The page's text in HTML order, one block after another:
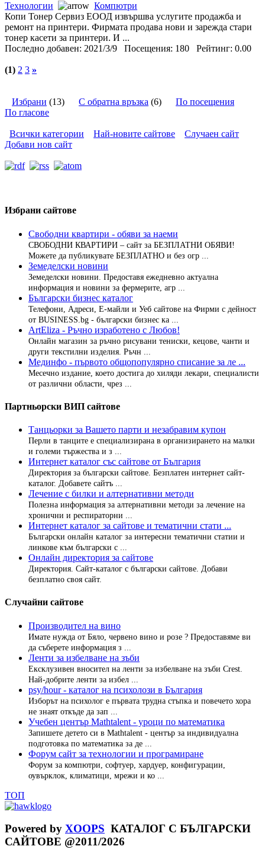
Технологии
Компютри
Копи Тонер Сервиз ЕООД извършва услугите продажба и
ремонт на принтери. Фирмата продава нови и зарежда стари
тонер касети за принтери. И ...
Последно добавен: 2021/3/9 Посещения: 180 Рейтинг: 0.00
(1) 2 3 »
Избрани (13) С обратна връзка (6) По посещения
По гласове
Всички категории Най-новите сайтове
Случаен сайт
Добави нов сайт
Избрани сайтове
Свободни квартири - обяви за наеми
СВОБОДНИ КВАРТИРИ – сайт за БЕЗПЛАТНИ ОБЯВИ!
Можете да публикувате БЕЗПЛАТНО и без огр ...
Земеделски новини
Земеделски новини. Предоставя ежедневно актуална
информация и новини за фермерите, агр ...
Български бизнес каталог
Телефони, Адреси, Е-майли и Уеб сайтове на Фирми с дейност
от BUSINESS.bg - български бизнес ка ...
ArtEliza - Ръчно изработено с Любов!
Онлайн магазин за ръчно рисувани тениски, кецове, чанти и
други текстилни изделия. Ръчн ...
Мединфо - първото общопопулярно списание за ле ...
Месечно издание, което достига до хиляди лекари, специалисти
от различни области, чрез ...
Партньорски ВИП сайтове
Танцьорки за Вашето парти и незабравим купон
Перли в танците е специализирана в организирането на малки
и големи тържества и з ...
Интернет каталог със сайтове от България
Директория за български сайтове. Безплатен интернет сайт-
каталог. Добавете сайтъ ...
Лечение с билки и алтернативни методи
Полезна информация за алтернативни методи за лечение на
хронични и респираторни ...
Интернет каталог за сайтове и тематични стати ...
Български онлайн каталог за интересни тематични статии и
линкове към български с ...
Онлайн директория за сайтове
Директория. Сайт-каталог с български сайтове. Добави
безплатно своя сайт.
Случайни сайтове
Производител на вино
Имате нужда от Бяло, червено вино и розе ? Предоставяме ви
да съберете информация з ...
Ленти за избелване на зъби
Ексклузивен вносител на ленти за избелване на зъби Crest.
Най-добрите ленти за избел ...
psy/hour - каталог на психолози в България
Изборът на психолог е първата трудна стъпка и повечето хора
не знаят откъде да зап ...
Учебен център Mathtalent - уроци по математика
Запишете детето си в Mathtalent - център за индивидуална
подготовка по математика за де ...
Форум сайт за технологии и програмиране
Форум за компютри, софтуер, хардуер, конфигурации,
оувърклок, климатици, мрежи и ко ...
ТОП
Powered by XOOPS КАТАЛОГ С БЪЛГАРСКИ
САЙТОВЕ @2011/2026